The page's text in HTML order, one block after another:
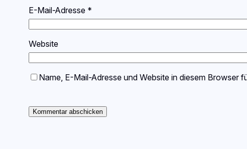
E-Mail-Adresse *
Website
Name, E-Mail-Adresse und Website in diesem Browser